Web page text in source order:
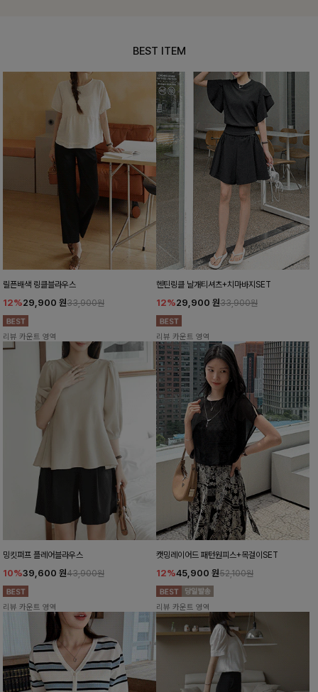
BEST ITEM
릴픈배색 링클블라우스
12%29,900 원33,900원
리뷰 카운트 영역
헨틴링클 날개티셔츠+치마바지SET
12%29,900 원33,900원
리뷰 카운트 영역
밍킷퍼프 플레어블라우스
10%39,600 원43,900원
리뷰 카운트 영역
캣밍레이어드 패턴원피스+목걸이SET
12%45,900 원52,100원
리뷰 카운트 영역